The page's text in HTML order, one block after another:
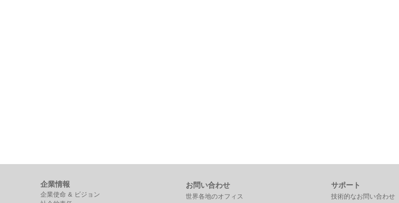
企業情報
企業使命 & ビジョン
お問い合わせ
世界各地のオフィス
サポート
技術的なお問い合わせ